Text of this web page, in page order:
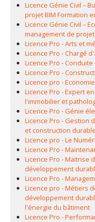
Licence Génie Civil –
projet BIM Formation
Licence Génie Civil –
management de projet
Licence Pro - Arts et
Licence Pro - Chargé
Licence Pro -
Licence Pro -
Licence pro -
Licence Pro - Expert
l'immobilier et
Licence Pro - Génie
Licence Pro - Gestion
et construction durable
Licence pro - Le
Licence Pro -
Licence Pro - Maitrise
développement
Licence Pro -
Licence pro - Métiers
développement
l'énergie du bâtiment
Licence Pro -